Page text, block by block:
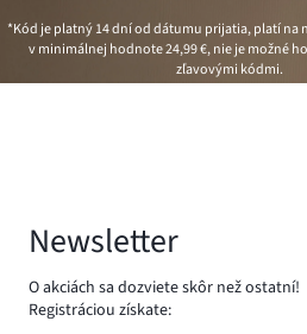
*Kód je platný 14 dní od dátumu prijatia, platí na
v minimálnej hodnote24,99 €, nie je možné
zľavovými kódmi.
Newsletter
O akciách sa dozviete skôr než ostatní!
Registráciou získate: